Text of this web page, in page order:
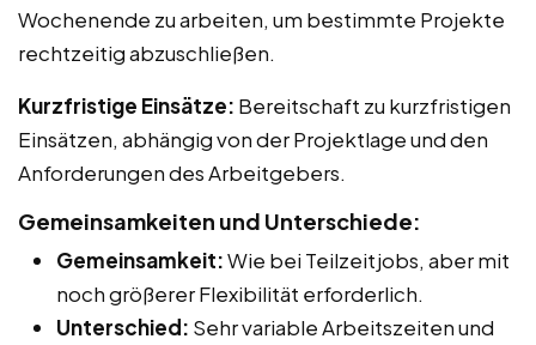
Wochenende zu arbeiten, um bestimmte Projekte
rechtzeitig abzuschließen.
Kurzfristige Einsätze: Bereitschaft zu kurzfristigen
Einsätzen, abhängig von der Projektlage und den
Anforderungen des Arbeitgebers.
Gemeinsamkeiten und Unterschiede:
Gemeinsamkeit:Wie bei Teilzeitjobs, aber mit
noch größerer Flexibilität erforderlich.
Unterschied: Sehr variable Arbeitszeiten und